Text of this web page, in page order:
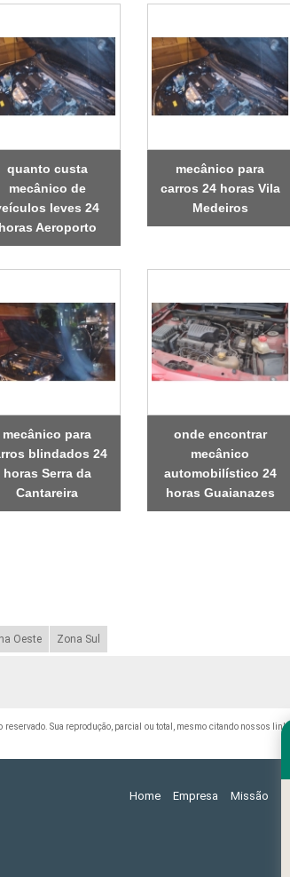
quanto custa
mecânico de
leves 24
horas Aeroporto
mecânico para
carros 24 horas Vila
Medeiros
mecânico para
blindados 24
horas Serra da
Cantareira
onde encontrar
mecânico
automobilístico 24
horas Guaianazes
Oeste Zona Sul
reservado. Sua reprodução, parcial ou total, mesmo citando nossos
Home Empresa Missão